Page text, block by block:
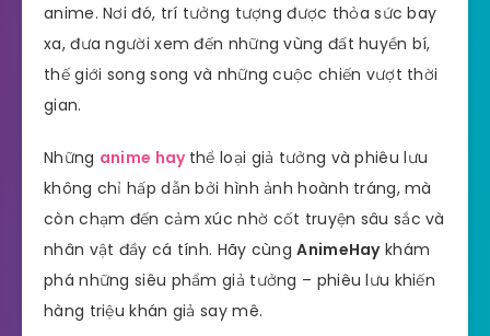
anime. Nơi đó, trí tưởng tượng được thỏa sức bay
xa, đưa người xem đến những vùng đất huyền bí,
thế giới song song và những cuộc chiến vượt thời
gian.
Những anime hay thể loại giả tưởng và phiêu lưu
không chỉ hấp dẫn bởi hình ảnh hoành tráng, mà
còn chạm đến cảm xúc nhờ cốt truyện sâu sắc và
nhân vật đầy cá tính. Hãy cùngAnimeHaykhám
phá những siêu phẩm giả tưởng – phiêu lưu khiến
hàng triệu khán giả say mê.